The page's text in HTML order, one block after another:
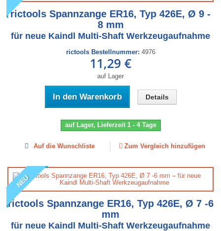
rictools Spannzange ER16, Typ 426E, Ø 9 -
8 mm
für neue Kaindl Multi-Shaft Werkzeugaufnahme
rictools Bestellnummer: 4976
11,29 €
auf Lager
In den Warenkorb Details
auf Lager, Lieferzeit 1 - 4 Tage
Auf die Wunschliste Zum Vergleich hinzufügen
NEU
rictools Spannzange ER16, Typ 426E, Ø 7 -6
mm
für neue Kaindl Multi-Shaft Werkzeugaufnahme